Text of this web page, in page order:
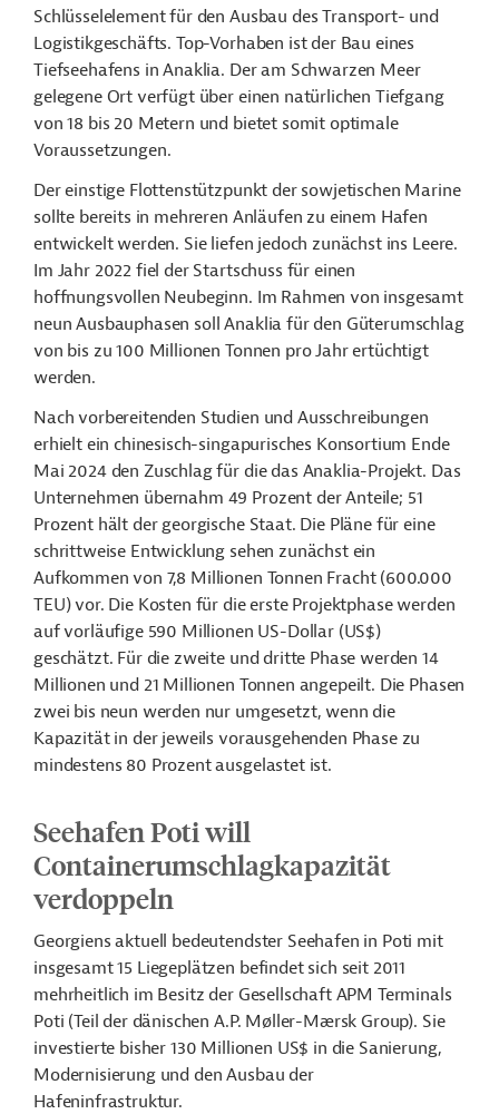
Schlüsselelement für den Ausbau des Transport- und
Logistikgeschäfts. Top-Vorhaben ist der Bau eines
Tiefseehafens in Anaklia. Der am Schwarzen Meer
gelegene Ort verfügt über einen natürlichen Tiefgang
von 18 bis 20 Metern und bietet somit optimale
Voraussetzungen.
Der einstige Flottenstützpunkt der sowjetischen Marine
sollte bereits in mehreren Anläufen zu einem Hafen
entwickelt werden. Sie liefen jedoch zunächst ins Leere.
Im Jahr 2022 fiel der Startschuss für einen
hoffnungsvollen Neubeginn. Im Rahmen von insgesamt
neun Ausbauphasen soll Anaklia für den Güterumschlag
von bis zu 100 Millionen Tonnen pro Jahr ertüchtigt
werden.
Nach vorbereitenden Studien und Ausschreibungen
erhielt ein chinesisch-singapurisches Konsortium Ende
Mai 2024 den Zuschlag für die das Anaklia-Projekt. Das
Unternehmen übernahm 49 Prozent der Anteile; 51
Prozent hält der georgische Staat. Die Pläne für eine
schrittweise Entwicklung sehen zunächst ein
Aufkommen von 7,8 Millionen Tonnen Fracht (600.000
TEU) vor. Die Kosten für die erste Projektphase werden
auf vorläufige 590 Millionen US-Dollar (US$)
geschätzt. Für die zweite und dritte Phase werden 14
Millionen und 21 Millionen Tonnen angepeilt. Die Phasen
zwei bis neun werden nur umgesetzt, wenn die
Kapazität in der jeweils vorausgehenden Phase zu
mindestens 80 Prozent ausgelastet ist.
Seehafen Poti will
Containerumschlagkapazität
verdoppeln
Georgiens aktuell bedeutendster Seehafen in Poti mit
insgesamt 15 Liegeplätzen befindet sich seit 2011
mehrheitlich im Besitz der Gesellschaft APM Terminals
Poti (Teil der dänischen A.P. Møller-Mærsk Group). Sie
investierte bisher 130 Millionen US$ in die Sanierung,
Modernisierung und den Ausbau der
Hafeninfrastruktur.